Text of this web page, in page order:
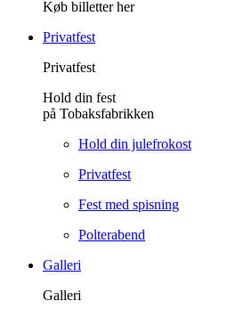
Køb billetter her
Privatfest
Privatfest
Hold din fest
på Tobaksfabrikken
Hold din julefrokost
Privatfest
Fest med spisning
Polterabend
Galleri
Galleri